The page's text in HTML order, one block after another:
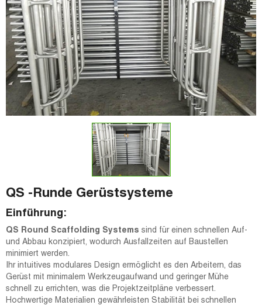
QS -Runde Gerüstsysteme
Einführung:
QS Round Scaffolding Systems sind für einen schnellen Auf-
und Abbau konzipiert, wodurch Ausfallzeiten auf Baustellen
minimiert werden.
Ihr intuitives modulares Design ermöglicht es den Arbeitern, das
Gerüst mit minimalem Werkzeugaufwand und geringer Mühe
schnell zu errichten, was die Projektzeitpläne verbessert.
Hochwertige Materialien gewährleisten Stabilität bei schnellen